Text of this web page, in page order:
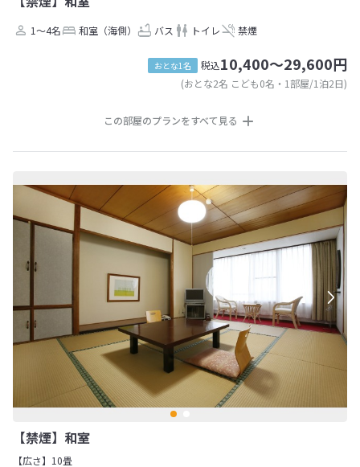
1～4名 和室（海側） バス トイレ 禁煙
おとな1名 税込10,400～29,600円
(おとな2名 こども0名・1部屋/1泊2日)
この部屋のプランをすべて見る
【禁煙】和室
【広さ】10畳